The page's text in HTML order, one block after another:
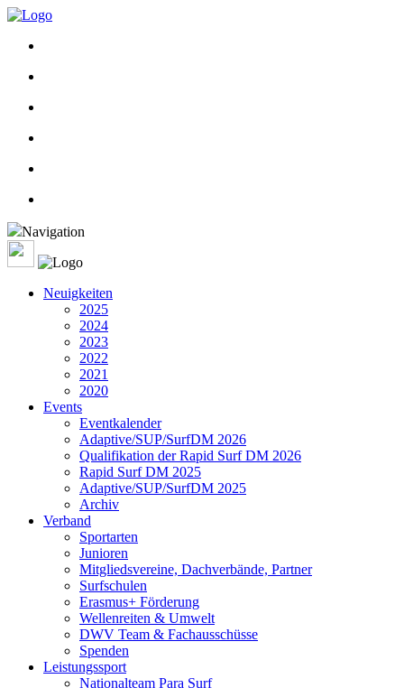
Navigation
Neuigkeiten
2025
2024
2023
2022
2021
2020
Events
Eventkalender
Adaptive/SUP/SurfDM 2026
Qualifikation der Rapid Surf DM 2026
Rapid Surf DM 2025
Adaptive/SUP/SurfDM 2025
Archiv
Verband
Sportarten
Junioren
Mitgliedsvereine, Dachverbände, Partner
Surfschulen
Erasmus+ Förderung
Wellenreiten & Umwelt
DWV Team & Fachausschüsse
Spenden
Leistungssport
Nationalteam Para Surf